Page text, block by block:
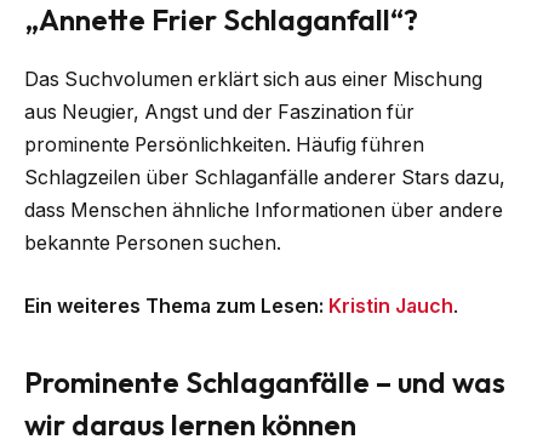
„Annette Frier Schlaganfall“?
Das Suchvolumen erklärt sich aus einer Mischung
aus Neugier, Angst und der Faszination für
prominente Persönlichkeiten. Häufig führen
Schlagzeilen über Schlaganfälle anderer Stars dazu,
dass Menschen ähnliche Informationen über andere
bekannte Personen suchen.
Ein weiteres Thema zum Lesen: Kristin Jauch.
Prominente Schlaganfälle – und was
wir daraus lernen können